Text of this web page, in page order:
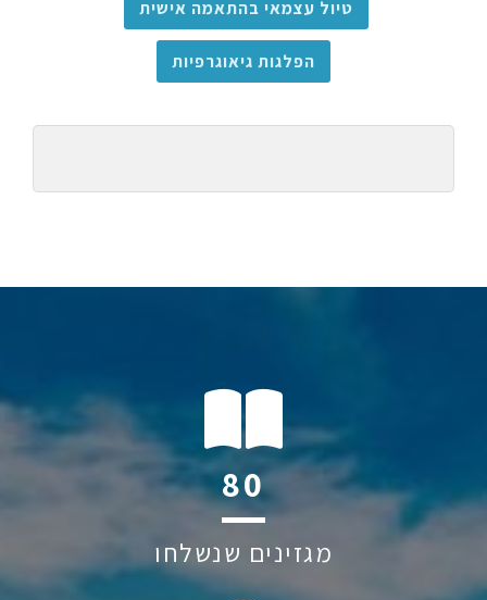
טיול עצמאי בהתאמה אישית
הפלגות גיאוגרפיות
108
מגזינים שנשלחו